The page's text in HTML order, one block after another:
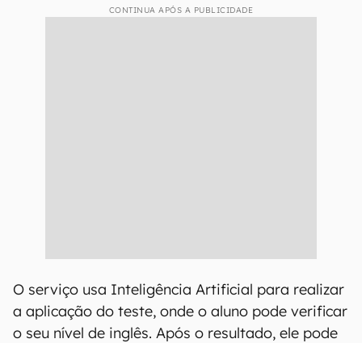
CONTINUA APÓS A PUBLICIDADE
O serviço usa Inteligência Artificial para realizar
a aplicação do teste, onde o aluno pode verificar
o seu nível de inglês. Após o resultado, ele pode